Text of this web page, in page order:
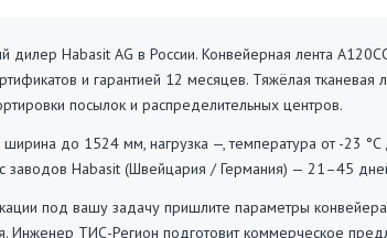
Habasit AG в России. Конвейерная лента
и гарантией 12 месяцев. Тяжёлая
посылок и распределительных центров.
до 1524 мм, нагрузка —, температура от -23 °C
заводов Habasit (Швейцария / Германия) — 21–45
под вашу задачу пришлите параметры конвейера
Инженер ТИС-Регион подготовит коммерческое